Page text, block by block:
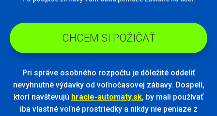
CHCEM SI POŽIČAŤ
Pri správe osobného rozpočtu je dôležité oddeliť
nevyhnutné výdavky od voľnočasovej zábavy. Dospelí,
ktorí navštevujú hracie-automaty.sk, by mali používať
iba vlastné voľné prostriedky a nikdy nie peniaze z